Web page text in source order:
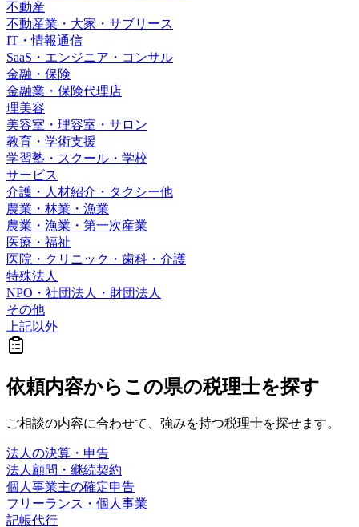
不動産
不動産業・大家・サブリース
IT・情報通信
SaaS・エンジニア・コンサル
金融・保険
金融業・保険代理店
理美容
美容室・理容室・サロン
教育・学術支援
学習塾・スクール・学校
サービス
介護・人材紹介・タクシー他
農業・林業・漁業
農業・漁業・第一次産業
医療・福祉
医院・クリニック・歯科・介護
特殊法人
NPO・社団法人・財団法人
その他
上記以外
依頼内容からこの県の税理士を探す
ご相談の内容に合わせて、強みを持つ税理士を探せます。
法人の決算・申告
法人顧問・継続契約
個人事業主の確定申告
フリーランス・個人事業
記帳代行